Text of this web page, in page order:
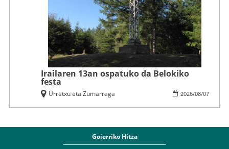
Irailaren 13an ospatuko da Belokiko
festa
2026/08/07
Urretxu eta Zumarraga
Goierriko Hitza